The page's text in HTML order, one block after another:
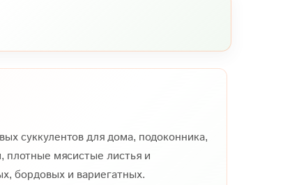
суккулентов для дома, подоконника,
плотные мясистые листья и
бордовых и вариегатных.